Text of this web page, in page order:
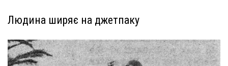
Людина ширяє на джетпаку